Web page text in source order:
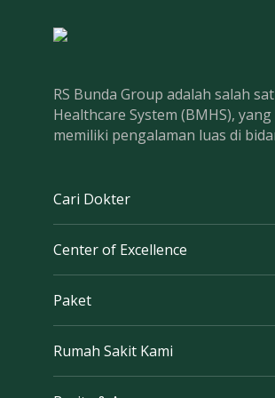
RS Bunda Group adalah salah
Healthcare System (BMHS),
memiliki pengalaman luas di
Cari Dokter
Center of Excellence
Paket
Rumah Sakit Kami